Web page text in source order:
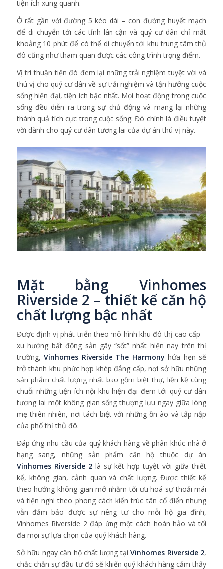
tiện ích xung quanh.
Ở rất gần với đường 5 kéo dài – con đường huyết mạch
để di chuyển tới các tỉnh lân cận và quý cư dân chỉ mất
khoảng 10 phút để có thể di chuyển tới khu trung tâm thủ
đô cũng như tham quan được các công trình trọng điểm.
Vị trí thuận tiện đó đem lại những trải nghiệm tuyệt vời và
thú vị cho quý cư dân về sự trải nghiệm và tận hưởng cuộc
sống hiện đại, tiện ích bậc nhất. Mọi hoạt động trong cuộc
sống đều diễn ra trong sự chủ động và mang lại những
thành quả tích cực trong cuộc sống. Đó chính là điều tuyệt
vời dành cho quý cư dân tương lai của dự án thú vị này.
Mặt bằng Vinhomes
Riverside 2 – thiết kế căn hộ
chất lượng bậc nhất
Được định vị phát triển theo mô hình khu đô thị cao cấp –
xu hướng bất động sản gây “sốt” nhất hiện nay trên thị
trường,Vinhomes Riverside The Harmony hứa hẹn sẽ
trở thành khu phức hợp khép đẳng cấp, nơi sở hữu những
sản phẩm chất lượng nhất bao gồm biệt thự, liền kề cùng
chuỗi những tiện ích nội khu hiện đại đem tới quý cư dân
tương lai một không gian sống thượng lưu ngay giữa lòng
mẹ thiên nhiên, nơi tách biệt với những ồn ào và tấp nập
của phố thị thủ đô.
Đáp ứng nhu cầu của quý khách hàng về phân khúc nhà ở
hạng sang, những sản phẩm căn hộ thuộc dự án
Vinhomes Riverside 2là sự kết hợp tuyệt vời giữa thiết
kế, không gian, cảnh quan và chất lượng. Được thiết kế
theo hướng không gian mở nhằm tối ưu hoá sự thoải mái
và tiện nghi theo phong cách kiến trúc tân cổ điển nhưng
vẫn đảm bảo được sự riêng tư cho mỗi hộ gia đình,
Vinhomes Riverside 2 đáp ứng một cách hoàn hảo và tối
đa mọi sự lựa chọn của quý khách hàng.
Sở hữu ngay căn hộ chất lượng tạiVinhomes Riverside 2,
chắc chắn sự đầu tư đó sẽ khiến quý khách hàng cảm thấy